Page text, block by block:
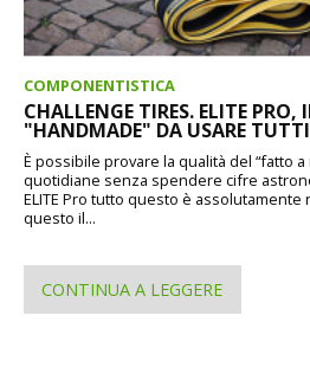
COMPONENTISTICA
CHALLENGE TIRES. ELITE
"HANDMADE" DA USARE
È possibile provare la qualità del “fatto
quotidiane senza spendere cifre
ELITE Pro tutto questo è
questo il...
CONTINUA A LEGGERE